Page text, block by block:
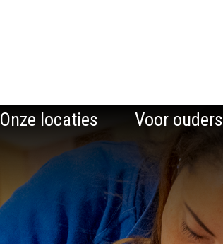
Onze locaties Voor ouders